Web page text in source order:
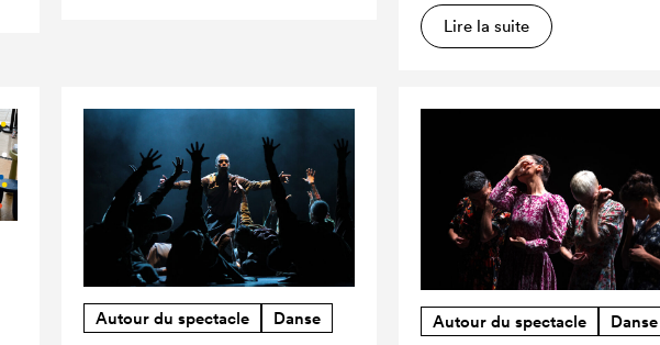
Lire la suite
Autour du spectacle Danse Autour du spectacle Danse